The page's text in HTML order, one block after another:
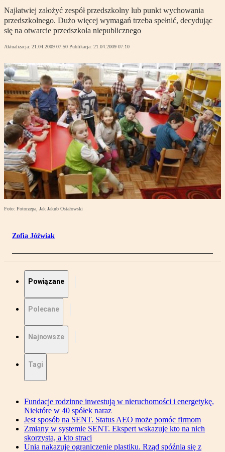
Najłatwiej założyć zespół przedszkolny lub punkt wychowania
przedszkolnego. Dużo więcej wymagań trzeba spełnić, decydując
się na otwarcie przedszkola niepublicznego
Aktualizacja: 21.04.2009 07:50 Publikacja: 21.04.2009 07:10
Foto: Fotorzepa, Jak Jakub Ostałowski
Zofia Jóźwiak
Powiązane
Polecane
Najnowsze
Tagi
Fundacje rodzinne inwestują w nieruchomości i energetykę.
Niektóre w 40 spółek naraz
Jest sposób na SENT. Status AEO może pomóc firmom
Zmiany w systemie SENT. Ekspert wskazuje kto na nich
skorzysta, a kto straci
Unia nakazuje ograniczenie plastiku. Rząd spóźnia się z